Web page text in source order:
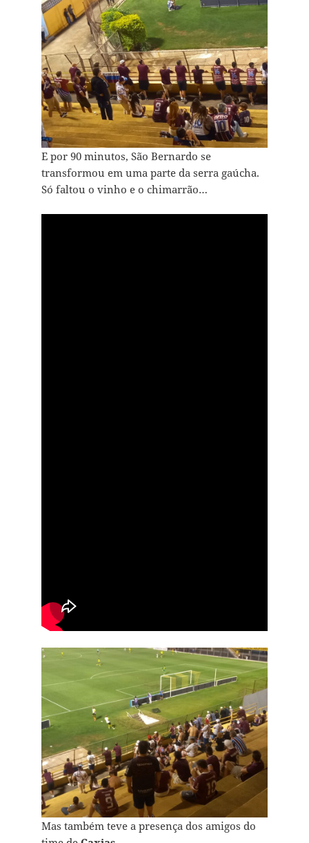
E por 90 minutos, São Bernardo se
transformou em uma parte da serra gaúcha.
Só faltou o vinho e o chimarrão…
Mas também teve a presença dos amigos do